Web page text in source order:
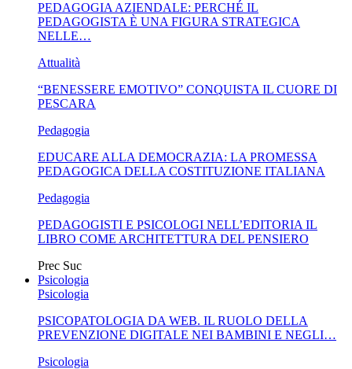
PEDAGOGIA AZIENDALE: PERCHÉ IL
PEDAGOGISTA È UNA FIGURA STRATEGICA
NELLE…
Attualità
“BENESSERE EMOTIVO” CONQUISTA IL CUORE DI
PESCARA
Pedagogia
EDUCARE ALLA DEMOCRAZIA: LA PROMESSA
PEDAGOGICA DELLA COSTITUZIONE ITALIANA
Pedagogia
PEDAGOGISTI E PSICOLOGI NELL’EDITORIA IL
LIBRO COME ARCHITETTURA DEL PENSIERO
Prec Suc
Psicologia
Psicologia
PSICOPATOLOGIA DA WEB. IL RUOLO DELLA
PREVENZIONE DIGITALE NEI BAMBINI E NEGLI…
Psicologia